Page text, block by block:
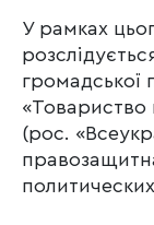
У рамках
громадської
«Товариство
(рос.